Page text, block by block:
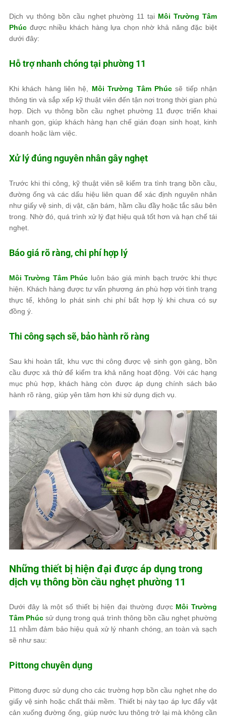
Dịch vụ thông bồn cầu nghẹt phường 11 tại Môi Trường Tâm
Phúc được nhiều khách hàng lựa chọn nhờ khả năng đặc biệt
dưới đây:
Hỗ trợ nhanh chóng tại phường 11
Khi khách hàng liên hệ, Môi Trường Tâm Phúcsẽ tiếp nhận
thông tin và sắp xếp kỹ thuật viên đến tận nơi trong thời gian phù
hợp. Dịch vụ thông bồn cầu nghẹt phường 11 được triển khai
nhanh gọn, giúp khách hàng hạn chế gián đoạn sinh hoạt, kinh
doanh hoặc làm việc.
Xử lý đúng nguyên nhân gây nghẹt
Trước khi thi công, kỹ thuật viên sẽ kiểm tra tình trạng bồn cầu,
đường ống và các dấu hiệu liên quan để xác định nguyên nhân
như giấy vệ sinh, dị vật, cặn bám, hầm cầu đầy hoặc tắc sâu bên
trong. Nhờ đó, quá trình xử lý đạt hiệu quả tốt hơn và hạn chế tái
nghẹt.
Báo giá rõ ràng, chi phí hợp lý
Môi Trường Tâm Phúc luôn báo giá minh bạch trước khi thực
hiện. Khách hàng được tư vấn phương án phù hợp với tình trạng
thực tế, không lo phát sinh chi phí bất hợp lý khi chưa có sự
đồng ý.
Thi công sạch sẽ, bảo hành rõ ràng
Sau khi hoàn tất, khu vực thi công được vệ sinh gọn gàng, bồn
cầu được xả thử để kiểm tra khả năng hoạt động. Với các hạng
mục phù hợp, khách hàng còn được áp dụng chính sách bảo
hành rõ ràng, giúp yên tâm hơn khi sử dụng dịch vụ.
Những thiết bị hiện đại được áp dụng trong
dịch vụ thông bồn cầu nghẹt phường 11
Dưới đây là một số thiết bị hiện đại thường được Môi Trường
Tâm Phúc sử dụng trong quá trình thông bồn cầu nghẹt phường
11 nhằm đảm bảo hiệu quả xử lý nhanh chóng, an toàn và sạch
sẽ như sau:
Pittong chuyên dụng
Pittong được sử dụng cho các trường hợp bồn cầu nghẹt nhẹ do
giấy vệ sinh hoặc chất thải mềm. Thiết bị này tạo áp lực đẩy vật
cản xuống đường ống, giúp nước lưu thông trở lại mà không cần